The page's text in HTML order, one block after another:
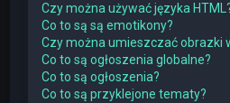
Czy można używać języka
Co to są są emotikony?
Czy można umieszczać obrazki
Co to są ogłoszenia globalne?
Co to są ogłoszenia?
Co to są przyklejone tematy?